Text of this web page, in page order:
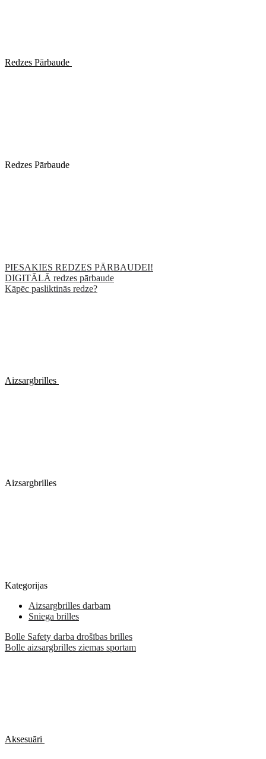
Redzes Pārbaude
Redzes Pārbaude
PIESAKIES REDZES PĀRBAUDEI!
DIGITĀLĀ redzes pārbaude
Kāpēc pasliktinās redze?
Aizsargbrilles
Aizsargbrilles
Kategorijas
Aizsargbrilles darbam
Sniega brilles
Bolle Safety darba drošības brilles
Bolle aizsargbrilles ziemas sportam
Aksesuāri